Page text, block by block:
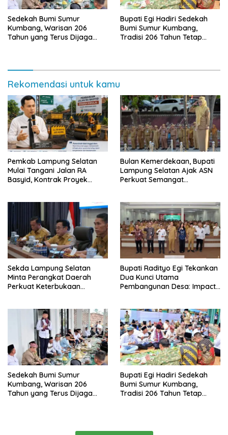
Sedekah Bumi Sumur
Kumbang, Warisan 206
Tahun yang Terus Dijaga
Bupati Egi Hadiri Sedekah
Bumi Sumur Kumbang,
Tradisi 206 Tahun Tetap
Rekomendasi untuk kamu
Pemkab Lampung Selatan
Mulai Tangani Jalan RA
Basyid, Kontrak Proyek
Bulan Kemerdekaan, Bupati
Lampung Selatan Ajak ASN
Perkuat Semangat
Sekda Lampung Selatan
Minta Perangkat Daerah
Perkuat Keterbukaan
Bupati Radityo Egi Tekankan
Dua Kunci Utama
Pembangunan Desa: Impact
Sedekah Bumi Sumur
Kumbang, Warisan 206
Tahun yang Terus Dijaga
Bupati Egi Hadiri Sedekah
Bumi Sumur Kumbang,
Tradisi 206 Tahun Tetap